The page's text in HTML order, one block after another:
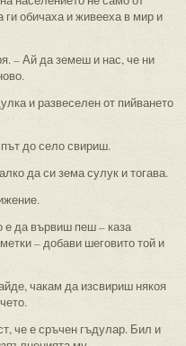
ги обичаха и живееха в мир и
– Ай да земеш и нас, че ни
и развеселен от пийването
до село свириш.
да си зема сулук и тогава.
е да вървиш пеш – каза
– добави шеговито той и
чакам да изсвириш някоя
че е сръчен гъдулар. Бил и